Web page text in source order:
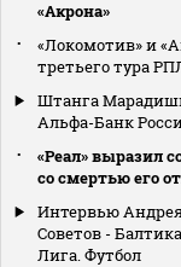
«Акрона»
«Локомотив» и
третьего тура
Штанга
Альфа-Банк
«Реал» выразил
со смертью его
Интервью
Советов -
Лига. Футбол